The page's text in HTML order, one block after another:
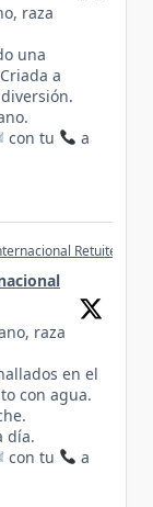
raza
una
a
con tu
a
Retuiteado
raza
en el
con agua.
día.
con tu
a